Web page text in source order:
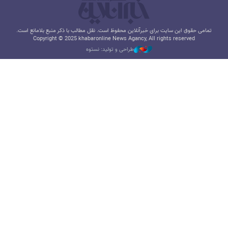
تمامی حقوق این سایت برای خبرآنلاین محفوظ است. نقل مطالب با ذکر منبع بلامانع است.
Copyright © 2025 khabaronline News Agancy, All rights reserved
طراحی و تولید: نستوه